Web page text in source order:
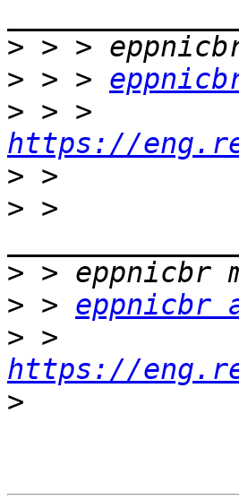
>
> > >
>
https://
>
> >
>
> > eppnicbr
>
https://
>